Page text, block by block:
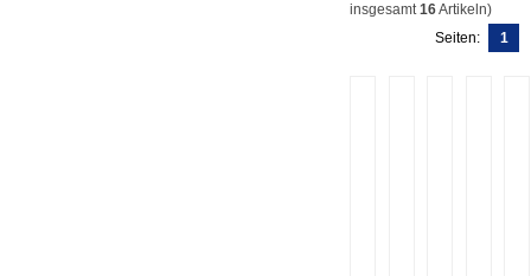
insgesamt16Artikeln)
Seiten:
1